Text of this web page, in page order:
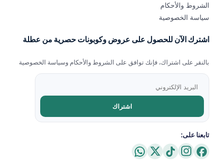
الشروط والأحكام
سياسة الخصوصية
اشترك الآن للحصول على عروض وكوبونات حصرية من عطلة
بالنقر على اشتراك، فإنك توافق على الشروط والأحكام وسياسة الخصوصية
اشتراك
تابعنا على: